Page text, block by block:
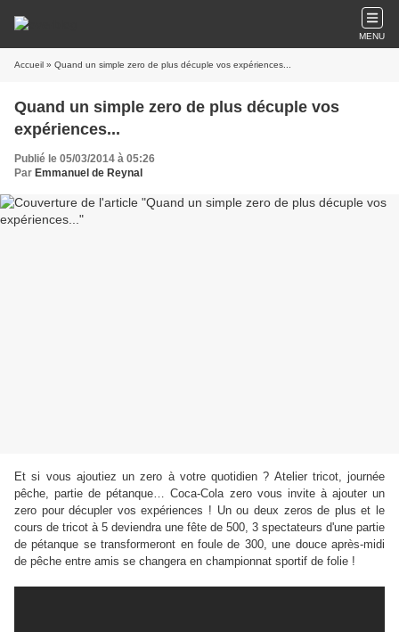
MENU
Accueil » Quand un simple zero de plus décuple vos expériences...
Quand un simple zero de plus décuple vos
expériences...
Publié le 05/03/2014 à 05:26
Par Emmanuel de Reynal
Et si vous ajoutiez un zero à votre quotidien ? Atelier tricot, journée
pêche, partie de pétanque… Coca-Cola zero vous invite à ajouter un
zero pour décupler vos expériences ! Un ou deux zeros de plus et le
cours de tricot à 5 deviendra une fête de 500, 3 spectateurs d'une partie
de pétanque se transformeront en foule de 300, une douce après-midi
de pêche entre amis se changera en championnat sportif de folie !